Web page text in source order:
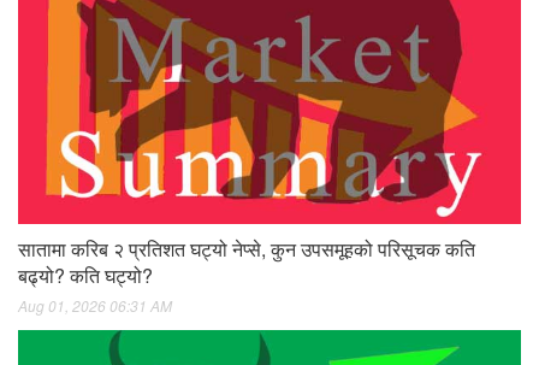
सातामा करिब २ प्रतिशत घट्यो नेप्से, कुन उपसमूहको परिसूचक कति
बढ्यो? कति घट्यो?
Aug 01, 2026 06:31 AM